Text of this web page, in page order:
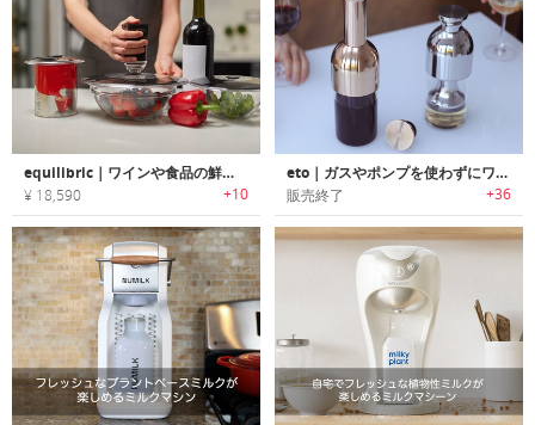
equilibric｜ワインや食品の鮮度を7倍長持ちさせるユニバーサル真空蓋セット
¥ 18,590 +10
eto｜ガスやポンプを使わずにワインの風味を1週間フレッシュに保てるデキャンタ「エトー」
販売終了 +36